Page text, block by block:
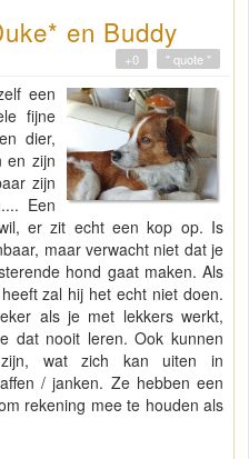
en Buddy
" quote "
+0
een
fijne
dier,
en zijn
zijn
Een
er zit echt een kop op. Is
maar verwacht niet dat je
hond gaat maken. Als
zal hij het echt niet doen.
als je met lekkers werkt,
dat nooit leren. Ook kunnen
wat zich kan uiten in
/ janken. Ze hebben een
rekening mee te houden als